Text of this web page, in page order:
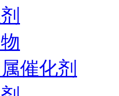
催化剂